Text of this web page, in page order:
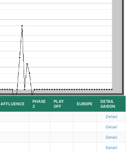
AFFLUENCE
PHASE
2
PLAY
OFF
EUROPE
DETAIL
SAISON
Detail
Detail
Detail
Detail